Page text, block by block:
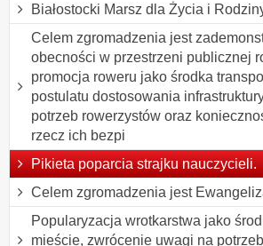
Białostocki Marsz dla Życia i
Celem zgromadzenia jest
obecności w przestrzeni publicznej
promocja roweru jako środka
postulatu dostosowania
potrzeb rowerzystów oraz
rzecz ich bezpi
Pikieta poparcia strajku nauczycieli.
Celem zgromadzenia jest
Popularyzacja wrotkarstwa jako
mieście, zwrócenie uwagi na